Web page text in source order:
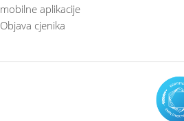
mobilne aplikacije
Objava cjenika